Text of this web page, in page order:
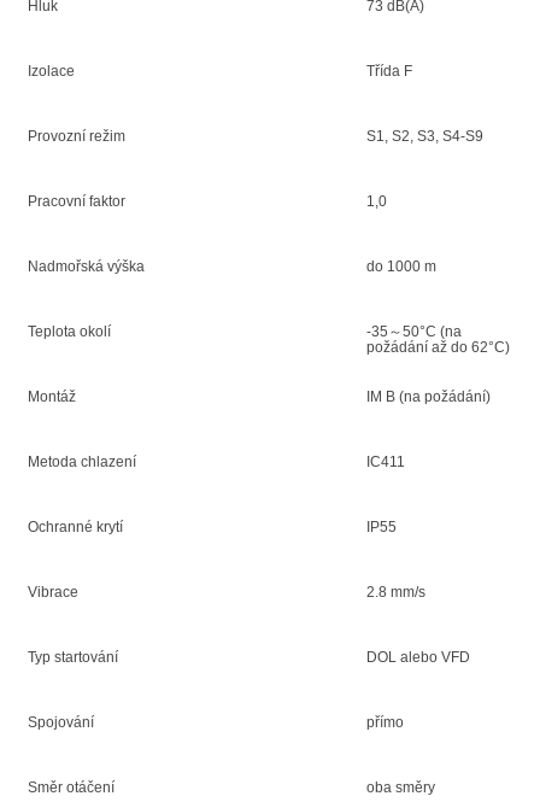
Hluk 73 dB(A)
Izolace Třída F
Provozní režim S1, S2, S3, S4-S9
Pracovní faktor 1,0
Nadmořská výška do 1000 m
Teplota okolí
-35～50°C (na
požádání až do 62°C)
Montáž IM B (na požádání)
Metoda chlazení IC411
Ochranné krytí IP55
Vibrace 2.8 mm/s
Typ startování DOL alebo VFD
Spojování přímo
Směr otáčení oba směry